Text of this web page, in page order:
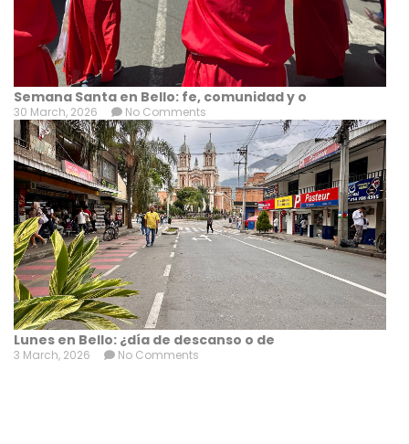
Semana Santa en Bello: fe, comunidad y o
30 March, 2026 No Comments
Lunes en Bello: ¿día de descanso o de
3 March, 2026 No Comments